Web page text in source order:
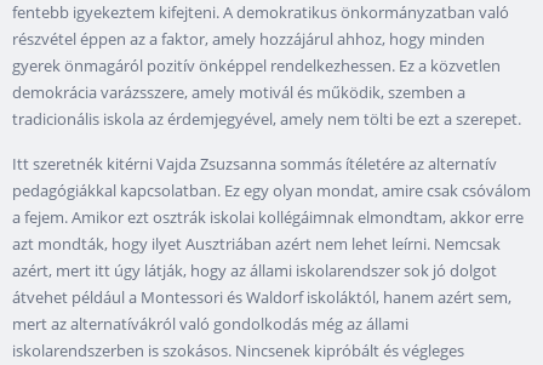
fentebb igyekeztem kifejteni. A demokratikus önkormányzatban való
részvétel éppen az a faktor, amely hozzájárul ahhoz, hogy minden
gyerek önmagáról pozitív önképpel rendelkezhessen. Ez a közvetlen
demokrácia varázsszere, amely motivál és működik, szemben a
tradicionális iskola az érdemjegyével, amely nem tölti be ezt a szerepet.
Itt szeretnék kitérni Vajda Zsuzsanna sommás ítéletére az alternatív
pedagógiákkal kapcsolatban. Ez egy olyan mondat, amire csak csóválom
a fejem. Amikor ezt osztrák iskolai kollégáimnak elmondtam, akkor erre
azt mondták, hogy ilyet Ausztriában azért nem lehet leírni. Nemcsak
azért, mert itt úgy látják, hogy az állami iskolarendszer sok jó dolgot
átvehet például a Montessori és Waldorf iskoláktól, hanem azért sem,
mert az alternatívákról való gondolkodás még az állami
iskolarendszerben is szokásos. Nincsenek kipróbált és végleges